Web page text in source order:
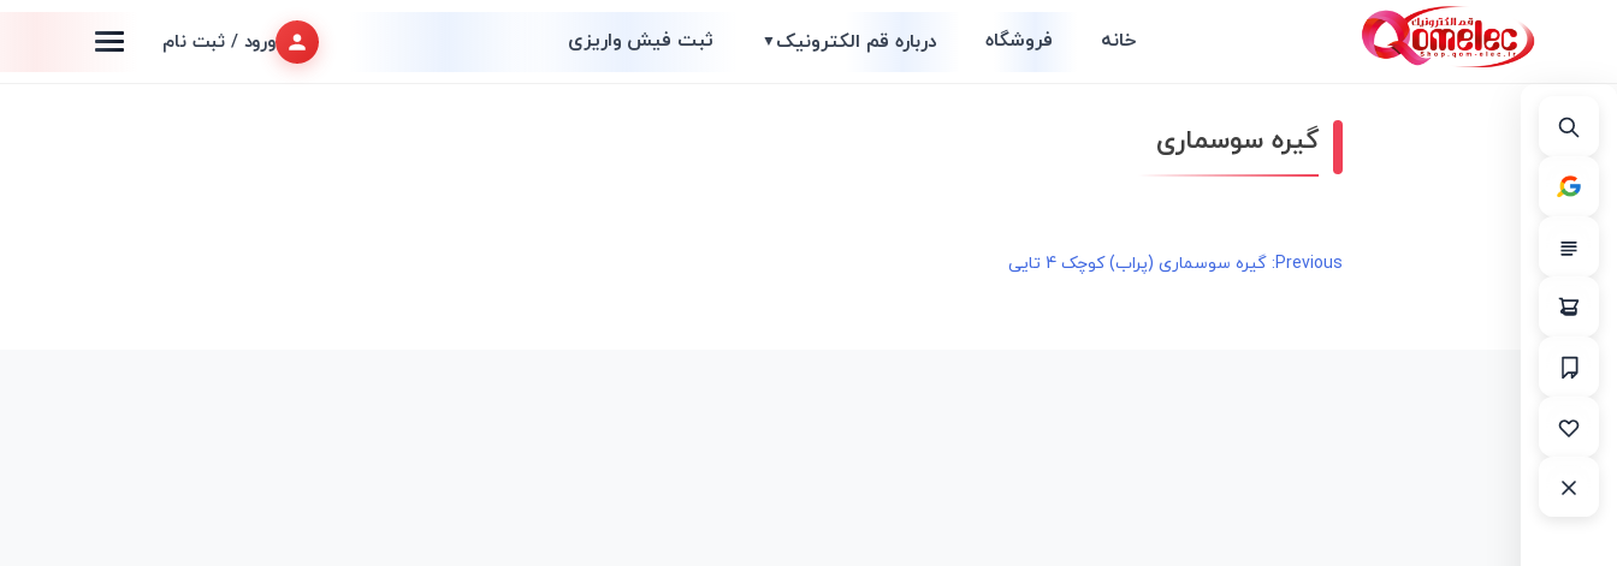
خانه فروشگاه درباره قم الکترونیک▼ ثبت فیش واریزی ورود / ثبت نام
گیره سوسماری
راهبری
Previous: گیره سوسماری (پراب) کوچک 4 تایی